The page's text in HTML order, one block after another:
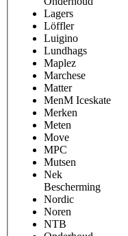
Lagers
Löffler
Luigino
Lundhags
Maplez
Marchese
Matter
MenM Iceskate
Merken
Meten
Move
MPC
Mutsen
Nek
Bescherming
Nordic
Noren
NTB